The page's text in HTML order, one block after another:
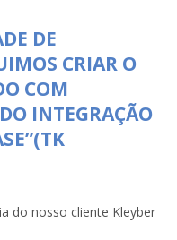
DE
CRIAR O
COM
INTEGRAÇÃO
do nosso cliente Kleyber